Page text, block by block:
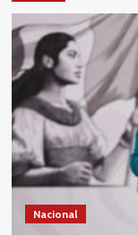
Nacional